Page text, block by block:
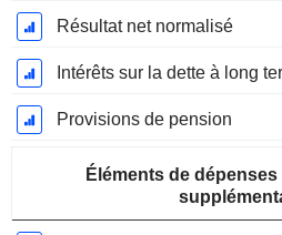
Résultat net normalisé
Intérêts sur la dette à long
Provisions de pension
Éléments de